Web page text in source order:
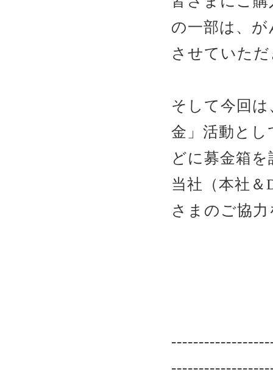
の一部は、が
させていた
そして今回
金」活動とし
どに募金箱
当社（本社
さまのご協